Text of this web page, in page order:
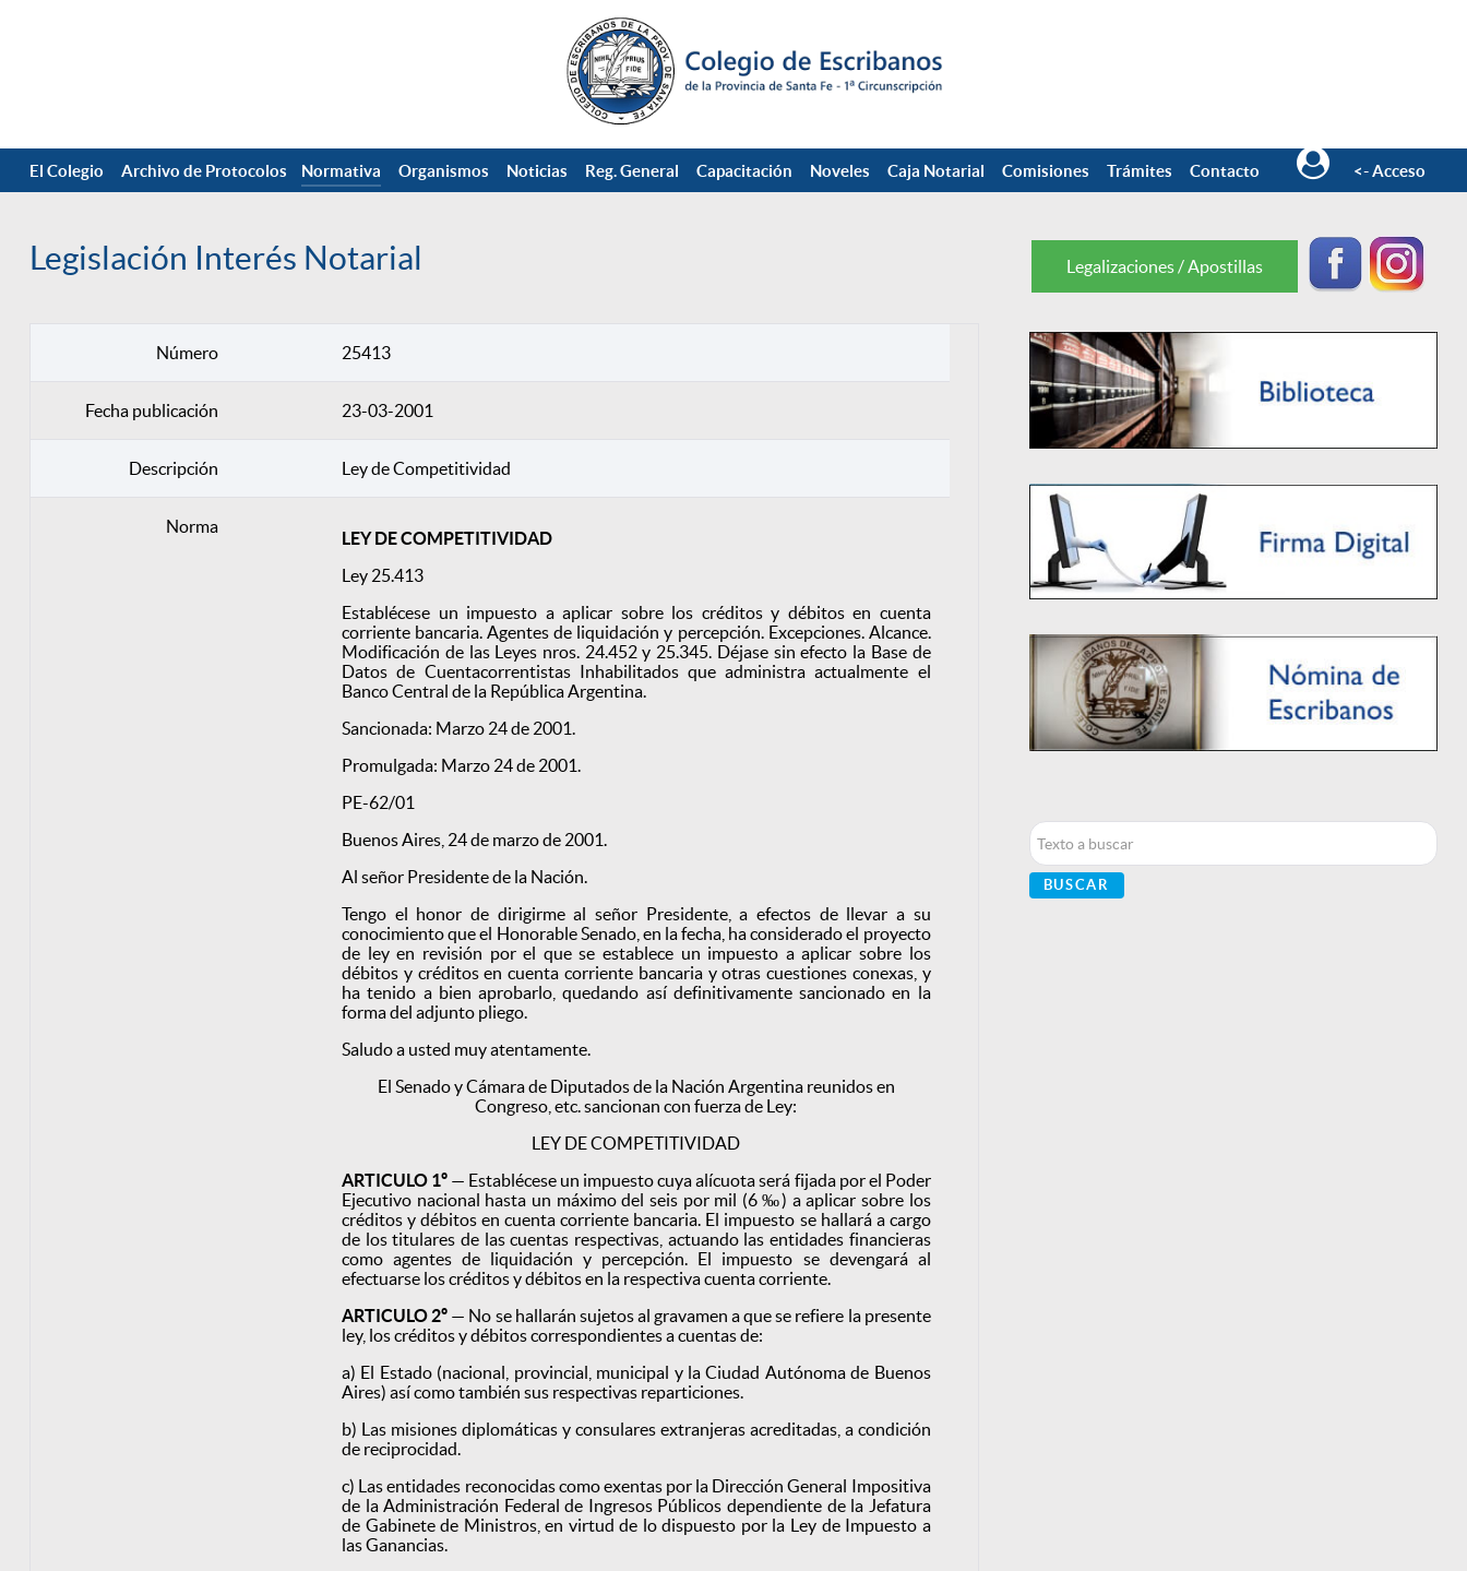
El Colegio Archivo de Protocolos Normativa Organismos Noticias Reg. General Capacitación Noveles Caja Notarial Comisiones Trámites Contacto <- Acceso
Legislación Interés Notarial
Número 25413
Fecha publicación 23-03-2001
Descripción Ley de Competitividad
Norma
LEY DE COMPETITIVIDAD
Ley 25.413
Establécese un impuesto a aplicar sobre los créditos y débitos en cuenta
corriente bancaria. Agentes de liquidación y percepción. Excepciones. Alcance.
Modificación de las Leyes nros. 24.452 y 25.345. Déjase sin efecto la Base de
Datos de Cuentacorrentistas Inhabilitados que administra actualmente el
Banco Central de la República Argentina.
Sancionada: Marzo 24 de 2001.
Promulgada: Marzo 24 de 2001.
PE-62/01
Buenos Aires, 24 de marzo de 2001.
Al señor Presidente de la Nación.
Tengo el honor de dirigirme al señor Presidente, a efectos de llevar a su
conocimiento que el Honorable Senado, en la fecha, ha considerado el proyecto
de ley en revisión por el que se establece un impuesto a aplicar sobre los
débitos y créditos en cuenta corriente bancaria y otras cuestiones conexas, y
ha tenido a bien aprobarlo, quedando así definitivamente sancionado en la
forma del adjunto pliego.
Saludo a usted muy atentamente.
El Senado y Cámara de Diputados de la Nación Argentina reunidos en
Congreso, etc. sancionan con fuerza de Ley:
LEY DE COMPETITIVIDAD
ARTICULO 1º — Establécese un impuesto cuya alícuota será fijada por el Poder
Ejecutivo nacional hasta un máximo del seis por mil (6 ‰) a aplicar sobre los
créditos y débitos en cuenta corriente bancaria. El impuesto se hallará a cargo
de los titulares de las cuentas respectivas, actuando las entidades financieras
como agentes de liquidación y percepción. El impuesto se devengará al
efectuarse los créditos y débitos en la respectiva cuenta corriente.
ARTICULO 2º — No se hallarán sujetos al gravamen a que se refiere la presente
ley, los créditos y débitos correspondientes a cuentas de:
a) El Estado (nacional, provincial, municipal y la Ciudad Autónoma de Buenos
Aires) así como también sus respectivas reparticiones.
b) Las misiones diplomáticas y consulares extranjeras acreditadas, a condición
de reciprocidad.
c) Las entidades reconocidas como exentas por la Dirección General Impositiva
de la Administración Federal de Ingresos Públicos dependiente de la Jefatura
de Gabinete de Ministros, en virtud de lo dispuesto por la Ley de Impuesto a
las Ganancias.
Buscar...
BUSCAR